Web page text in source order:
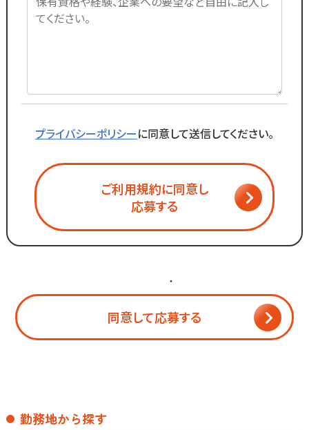
プライバシーポリシーに同意して送信してください。
ご利用規約に同意し
応募する
・
同意して応募する
勤務地から探す